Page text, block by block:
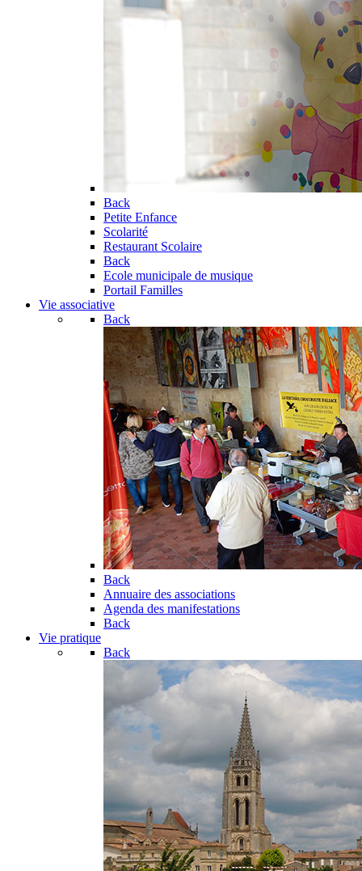
Back
Petite Enfance
Scolarité
Restaurant Scolaire
Back
Ecole municipale de musique
Portail Familles
Vie associative
Back
Back
Annuaire des associations
Agenda des manifestations
Back
Vie pratique
Back